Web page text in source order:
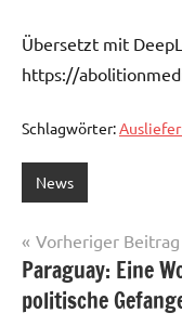
Übersetzt mit
https://
Schlagwörter:
News
Vorheriger Beitrag
Paraguay: Eine
politische